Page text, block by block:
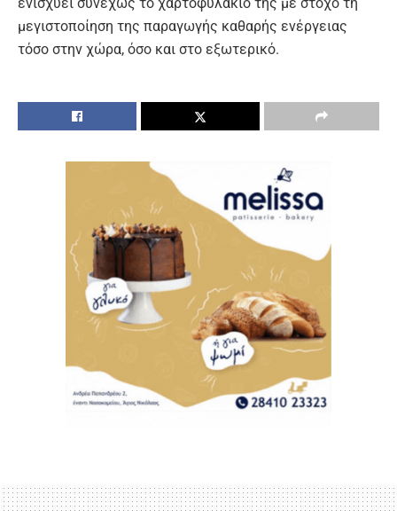
μεγιστοποίηση της παραγωγής καθαρής ενέργειας
τόσο στην χώρα, όσο και στο εξωτερικό.